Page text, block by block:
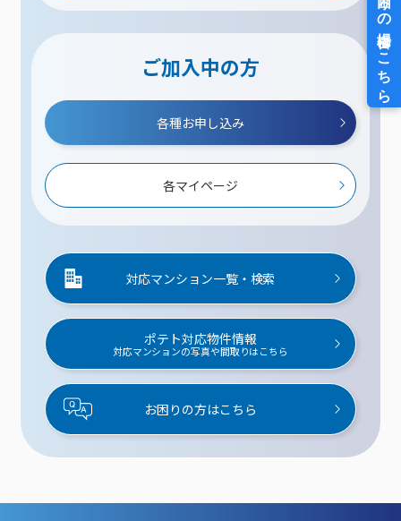
ご加入中の方
各種お申し込み
各マイページ
対応マンション一覧・検索
ポテト対応物件情報
対応マンションの写真や間取りはこちら
お困りの方はこちら